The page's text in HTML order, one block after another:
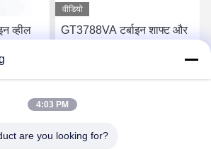
व्हील
19
पाएं
वीडियो
GT3788VA टर्बाइन शाफ्ट और
848212-5002S टर्बोचार्जर के
लिए
4:03 PM
are you looking for?